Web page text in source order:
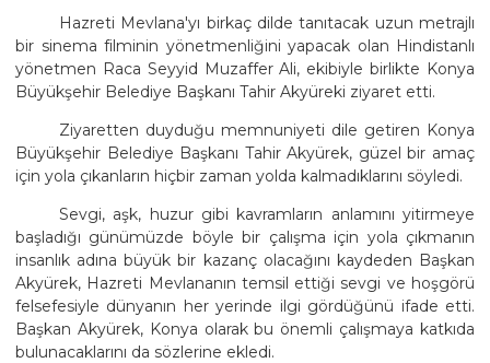
Hazreti Mevlana'yı birkaç dilde tanıtacak uzun metrajlı
bir sinema filminin yönetmenliğini yapacak olan Hindistanlı
yönetmen Raca Seyyid Muzaffer Ali, ekibiyle birlikte Konya
Büyükşehir Belediye Başkanı Tahir Akyüreki ziyaret etti.
Ziyaretten duyduğu memnuniyeti dile getiren Konya
Büyükşehir Belediye Başkanı Tahir Akyürek, güzel bir amaç
için yola çıkanların hiçbir zaman yolda kalmadıklarını söyledi.
Sevgi, aşk, huzur gibi kavramların anlamını yitirmeye
başladığı günümüzde böyle bir çalışma için yola çıkmanın
insanlık adına büyük bir kazanç olacağını kaydeden Başkan
Akyürek, Hazreti Mevlananın temsil ettiği sevgi ve hoşgörü
felsefesiyle dünyanın her yerinde ilgi gördüğünü ifade etti.
Başkan Akyürek, Konya olarak bu önemli çalışmaya katkıda
bulunacaklarını da sözlerine ekledi.